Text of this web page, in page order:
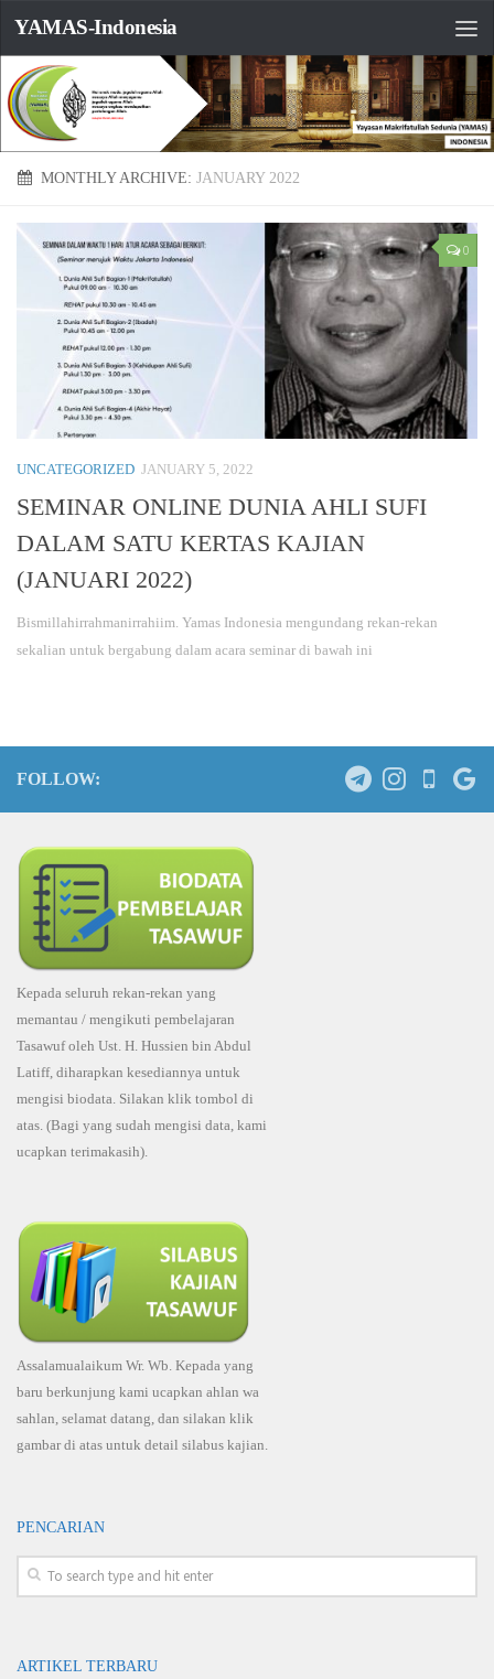
YAMAS-Indonesia
MONTHLY ARCHIVE: JANUARY 2022
0
UNCATEGORIZED JANUARY 5, 2022
SEMINAR ONLINE DUNIA AHLI SUFI
DALAM SATU KERTAS KAJIAN
(JANUARI 2022)
Bismillahirrahmanirrahiim. Yamas Indonesia mengundang rekan-rekan
sekalian untuk bergabung dalam acara seminar di bawah ini
FOLLOW:
Kepada seluruh rekan-rekan yang
memantau / mengikuti pembelajaran
Tasawuf oleh Ust. H. Hussien bin Abdul
Latiff, diharapkan kesediannya untuk
mengisi biodata. Silakan klik tombol di
atas. (Bagi yang sudah mengisi data, kami
ucapkan terimakasih).
Assalamualaikum Wr. Wb. Kepada yang
baru berkunjung kami ucapkan ahlan wa
sahlan, selamat datang, dan silakan klik
gambar di atas untuk detail silabus kajian.
PENCARIAN
ARTIKEL TERBARU